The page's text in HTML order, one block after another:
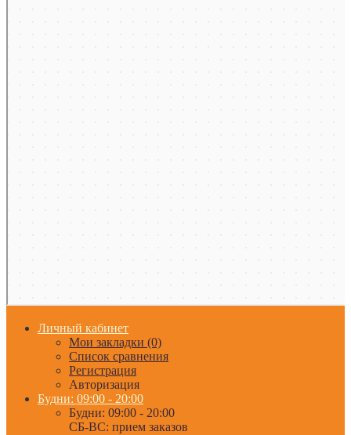
Личный кабинет
Мои закладки (0)
Список сравнения
Регистрация
Авторизация
Будни: 09:00 - 20:00
Будни: 09:00 - 20:00
СБ-ВС: прием заказов